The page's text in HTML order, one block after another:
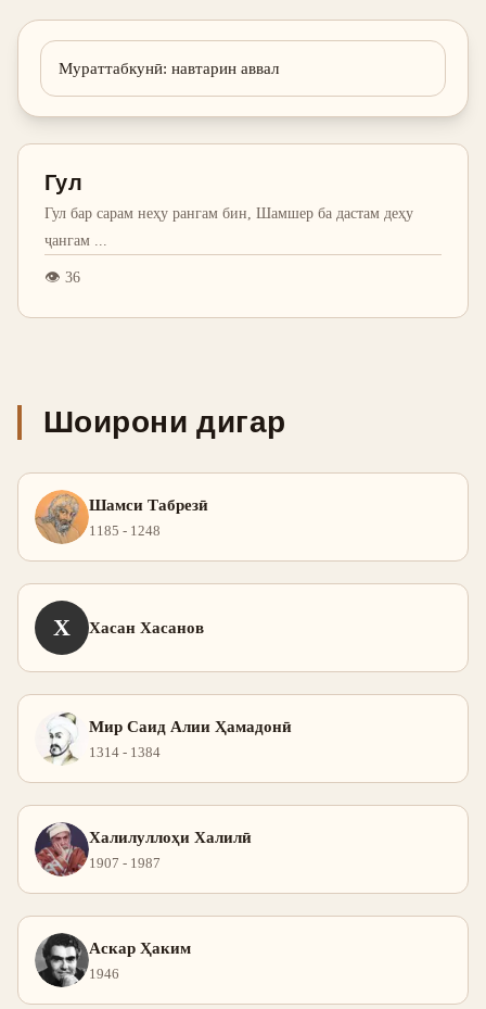
Мураттабкунӣ: навтарин аввал
Гул
Гул бар сарам неҳу рангам бин, Шамшер ба дастам деҳу
ҷангам
👁 36
Шоирони дигар
Шамси Табрезӣ
1185 - 1248
Х Хасан Хасанов
Мир Саид Алии Ҳамадонӣ
1314 - 1384
Халилуллоҳи Халилӣ
1907 - 1987
Аскар Ҳаким
1946